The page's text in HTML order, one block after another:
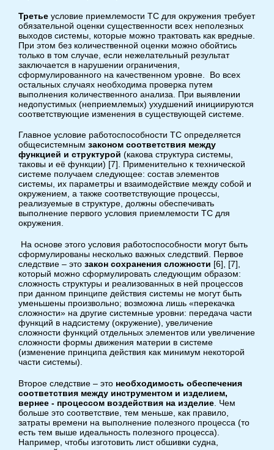
Третье условие приемлемости ТС для окружения требует
обязательной оценки существенности всех неполезных
выходов системы, которые можно трактовать как вредные.
При этом без количественной оценки можно обойтись
только в том случае, если нежелательный результат
заключается в нарушении ограничения,
сформулированного на качественном уровне. Во всех
остальных случаях необходима проверка путем
выполнения количественного анализа. При выявлении
недопустимых (неприемлемых) ухудшений инициируются
соответствующие изменения в существующей системе.
Главное условие работоспособности ТС определяется
общесистемным законом соответствия между
функцией и структурой (какова структура системы,
таковы и её функции) [7]. Применительно к технической
системе получаем следующее: состав элементов
системы, их параметры и взаимодействие между собой и
окружением, а также соответствующие процессы,
реализуемые в структуре, должны обеспечивать
выполнение первого условия приемлемости ТС для
окружения.
На основе этого условия работоспособности могут быть
сформулированы несколько важных следствий. Первое
следствие – это закон сохранения сложности [6], [7],
который можно сформулировать следующим образом:
сложность структуры и реализованных в ней процессов
при данном принципе действия системы не могут быть
уменьшены произвольно; возможна лишь «перекачка
сложности» на другие системные уровни: передача части
функций в надсистему (окружение), увеличение
сложности функций отдельных элементов или увеличение
сложности формы движения материи в системе
(изменение принципа действия как минимум некоторой
части системы).
Второе следствие – это необходимость обеспечения
соответствия между инструментом и изделием,
вернее - процессом воздействия на изделие . Чем
больше это соответствие, тем меньше, как правило,
затраты времени на выполнение полезного процесса (то
есть тем выше идеальность полезного процесса).
Например, чтобы изготовить лист обшивки судна,